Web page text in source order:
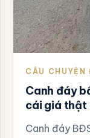
CÂU
Canh đáy
cái giá thật
Canh đáy